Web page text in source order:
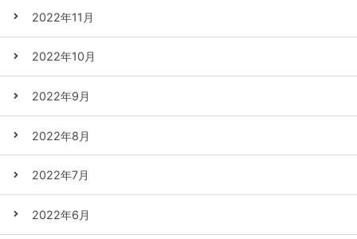
2022年11月
2022年10月
2022年9月
2022年8月
2022年7月
2022年6月